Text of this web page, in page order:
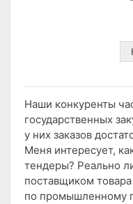
Наши конкуренты
государственных
у них заказов
Меня интересует,
тендеры? Реально
поставщиком
по промышленному